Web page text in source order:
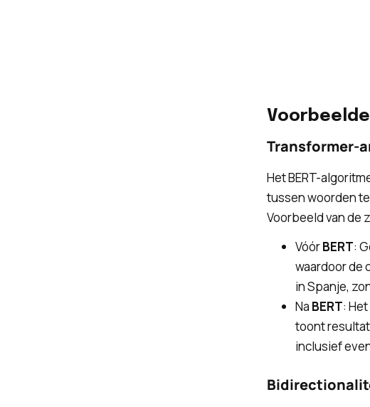
Transformer-
Het BERT-
tussen woorden
Voorbeeld van de
VóórBERT:
waardoor de
in Spanje,
Na BERT:
toont
inclusief